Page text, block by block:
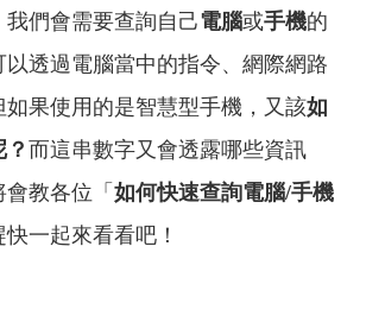
們會需要查詢自己電腦或手機的
以透過電腦當中的指令、網際網路
果使用的是智慧型手機，又該如
而這串數字又會透露哪些資訊
教各位「 如何快速查詢電腦/手機
快一起來看看吧！